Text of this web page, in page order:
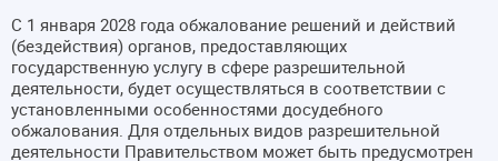
С 1 января 2028 года обжалование решений и действий
(бездействия) органов, предоставляющих
государственную услугу в сфере разрешительной
деятельности, будет осуществляться в соответствии с
установленными особенностями досудебного
обжалования. Для отдельных видов разрешительной
деятельности Правительством может быть предусмотрен